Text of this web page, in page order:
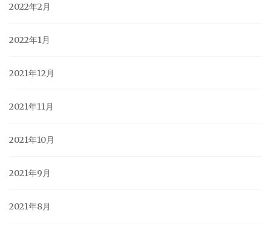
2022年2月
2022年1月
2021年12月
2021年11月
2021年10月
2021年9月
2021年8月